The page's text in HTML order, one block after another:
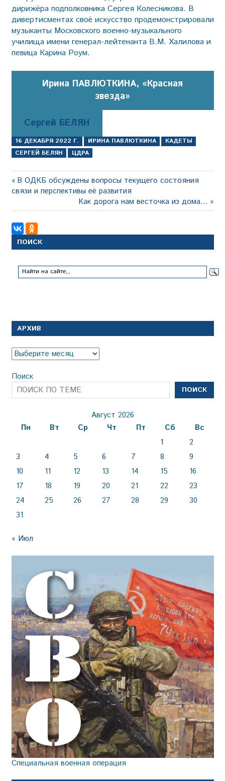
дирижёра подполковника Сергея Колесникова. В
дивертисментах своё искусство продемонстрировали
музыканты Московского военно-музыкального
училища имени генерал-лейтенанта В.М. Халилова и
певица Карина Роум.
Ирина ПАВЛЮТКИНА, «Красная
звезда»
Сергей БЕЛЯН
16 ДЕКАБРЯ 2022 Г. ИРИНА ПАВЛЮТКИНА
КАДЕТЫ
СЕРГЕЙ БЕЛЯН
ЦДРА
Навигация
по
записям
Предыдущая
запись:
В ОДКБ обсуждены вопросы текущего состояния
связи и перспективы её развития
Следующая
запись:
Как дорога нам весточка из дома…
ПОИСК
АРХИВ
Архив
Поиск
ПОИСК
Август 2026
Пн
Вт Ср Чт Пт Сб
Вс
1
2
3
4 5 6 7 8
9
10
11 12 13 14 15
16
17
18 19 20 21 22
23
24
25 26 27 28 29
30
31
« Июл
Специальная военная операция